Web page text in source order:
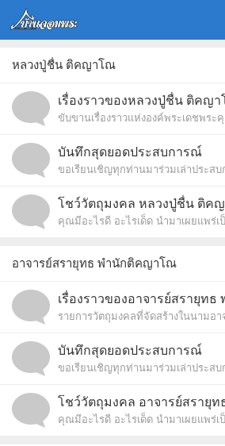
หลวงปู่ชื่น ติคญาโณ
เรื่องราวของหลวงปู่ชื่น ติคญ
บันทึกสุดยอดประสบการณ์
โชว์วัตถุมงคล หลวงปู่ชื่น ติค
อาจารย์สรายุทธ พำนักติคญาโณ
เรื่องราวของอาจารย์สรายุท
วัตถุมงคล
บันทึกสุดยอดประสบการณ์
โชว์วัตถุมงคล อาจารย์สรายุ